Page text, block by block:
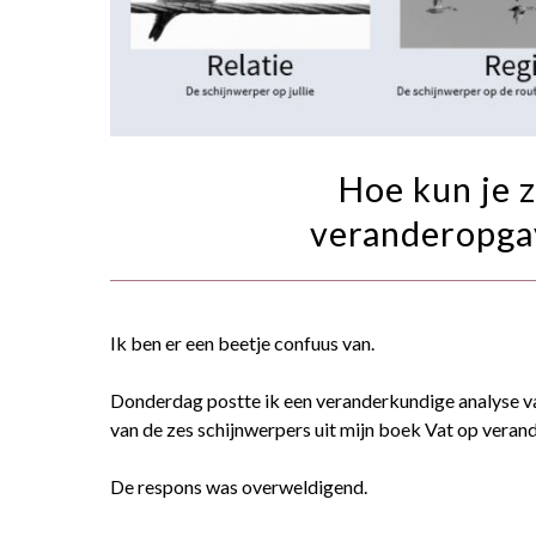
Hoe kun je
Ik ben er een beetje confuus van.
Donderdag postte ik een veranderkundige analyse
van de zes schijnwerpers uit mijn boek Vat op
De respons was overweldigend.